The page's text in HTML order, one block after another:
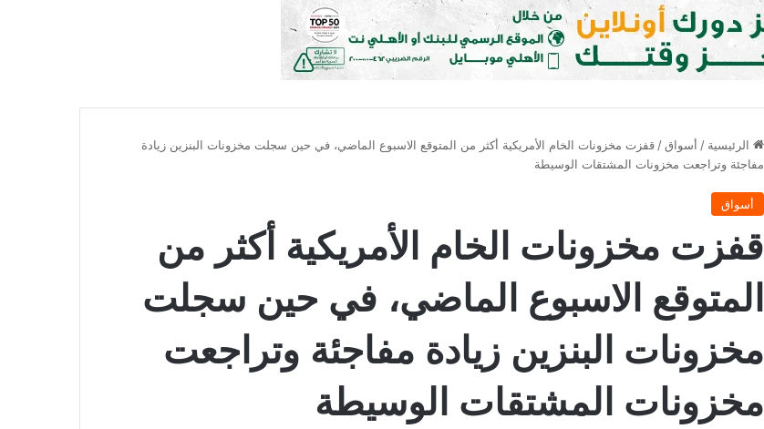
الرئيسية / أسواق/ قفزت مخزونات الخام الأمريكية أكثر من المتوقع الاسبوع الماضي، في حين سجلت مخزونات البنزين زيادة
مفاجئة وتراجعت مخزونات المشتقات الوسيطة
أسواق
قفزت مخزونات الخام الأمريكية أكثر من
المتوقع الاسبوع الماضي، في حين سجلت
مخزونات البنزين زيادة مفاجئة وتراجعت
مخزونات المشتقات الوسيطة